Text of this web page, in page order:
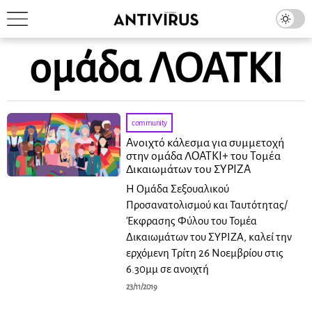
ομάδα ΛΟΑΤΚΙ
community
Ανοιχτό κάλεσμα για συμμετοχή
στην ομάδα ΛΟΑΤΚΙ+ του Τομέα
Δικαιωμάτων του ΣΥΡΙΖΑ
Η Oμάδα Σεξουαλικού
Προσανατολισμού και Ταυτότητας/
Έκφρασης Φύλου του Τομέα
Δικαιωμάτων του ΣΥΡΙΖΑ, καλεί την
ερχόμενη Τρίτη 26 Νοεμβρίου στις
6.30μμ σε ανοιχτή
23/11/2019